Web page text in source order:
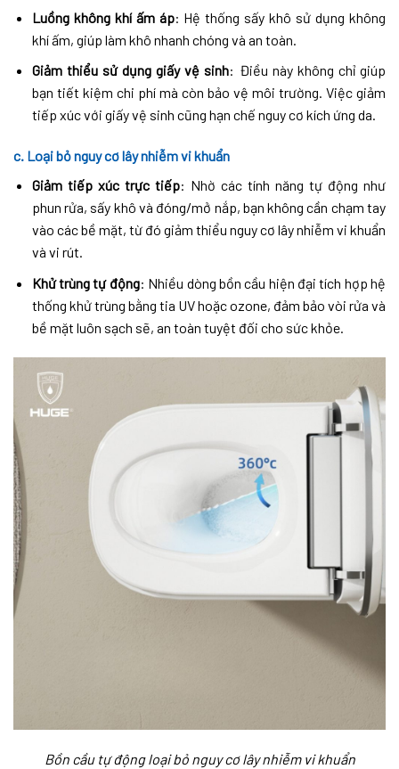
Luồng không khí ấm áp: Hệ thống sấy khô sử dụng không
khí ấm, giúp làm khô nhanh chóng và an toàn.
Giảm thiểu sử dụng giấy vệ sinh: Điều này không chỉ giúp
bạn tiết kiệm chi phí mà còn bảo vệ môi trường. Việc giảm
tiếp xúc với giấy vệ sinh cũng hạn chế nguy cơ kích ứng da.
c. Loại bỏ nguy cơ lây nhiễm vi khuẩn
Giảm tiếp xúc trực tiếp: Nhờ các tính năng tự động như
phun rửa, sấy khô và đóng/mở nắp, bạn không cần chạm tay
vào các bề mặt, từ đó giảm thiểu nguy cơ lây nhiễm vi khuẩn
và vi rút.
Khử trùng tự động: Nhiều dòng bồn cầu hiện đại tích hợp hệ
thống khử trùng bằng tia UV hoặc ozone, đảm bảo vòi rửa và
bề mặt luôn sạch sẽ, an toàn tuyệt đối cho sức khỏe.
Bồn cầu tự động loại bỏ nguy cơ lây nhiễm vi khuẩn